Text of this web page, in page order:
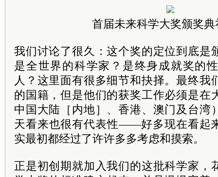
首届未来科学大奖颁奖典
我们讨论了很久：这个奖的定位到底是
是全世界的科学家？是终身成就奖的
人？这里面有很多细节和抉择。最终我
的国籍，但是他们的获奖工作必须是在
中国大陆［内地］、香港、澳门及台湾
天看来也很有代表性——好多现在看起
实最初都经过了许许多多考虑和摸索。
正是初创期就加入我们的这批科学家，